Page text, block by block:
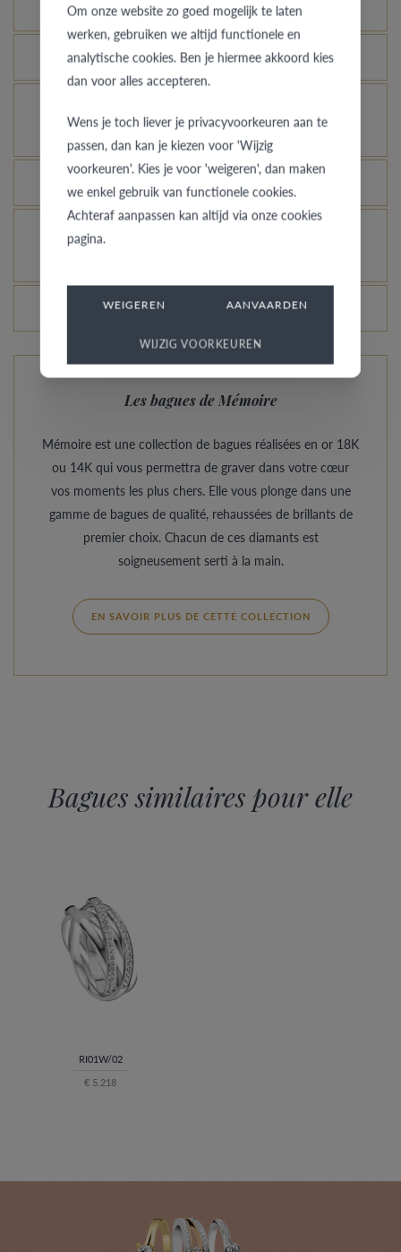
dans une autre couleur ou largeur ?
Que signifie la garantie de qualité de VdB&VR ?
une couleur champagne ?
Quel avantage offre notre Comfort Fit ?
Une bague en or, platine ou palladium encore
Les prix des bagues varient-ils chaque jour ?
Les bagues de Mémoire
Mémoire est une collection de bagues réalisées en or 18K
ou 14K qui vous permettra de graver dans votre cœur
vos moments les plus chers. Elle vous plonge dans une
gamme de bagues de qualité, rehaussées de brillants de
premier choix. Chacun de ces diamants est
soigneusement serti à la main.
EN SAVOIR PLUS DE CETTE COLLECTION
Bagues similaires pour elle
RI01W/02
€ 5.218
Om onze website zo goed mogelijk te laten
werken, gebruiken we altijd functionele en
analytische cookies. Ben je hiermee akkoord kies
dan voor alles accepteren.
Wens je toch liever je privacyvoorkeuren aan te
passen, dan kan je kiezen voor 'Wijzig
voorkeuren'. Kies je voor 'weigeren', dan maken
we enkel gebruik van functionele cookies.
Achteraf aanpassen kan altijd via onze cookies
pagina.
WEIGEREN AANVAARDEN
WIJZIG VOORKEUREN